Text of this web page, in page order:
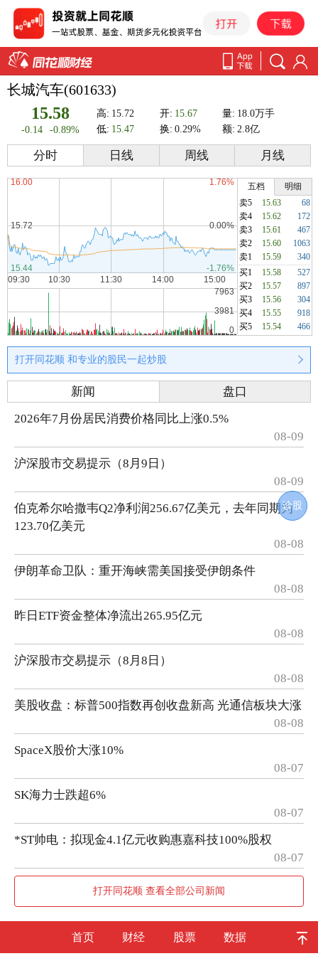
长城汽车(601633)
15.58
-0.14 -0.89%
高: 15.72 开: 15.67 量: 18.0万手
低: 15.47 换: 0.29% 额: 2.8亿
分时 日线 周线 月线
五档
明细
卖5
15.63
68
卖4
15.62
172
卖3
15.61
467
卖2
15.60
1063
卖1
15.59
340
买1
15.58
527
买2
15.57
897
买3
15.56
304
买4
15.55
918
买5
15.54 466
打开同花顺 和专业的股民一起炒股
诊股
新闻
盘口
2026年7月份居民消费价格同比上涨0.5%
08-09
沪深股市交易提示（8月9日）
08-09
伯克希尔哈撒韦Q2净利润256.67亿美元，去年同期为
123.70亿美元
08-08
伊朗革命卫队：重开海峡需美国接受伊朗条件
08-08
昨日ETF资金整体净流出265.95亿元
08-08
沪深股市交易提示（8月8日）
08-08
美股收盘：标普500指数再创收盘新高 光通信板块大涨
08-08
SpaceX股价大涨10%
08-07
SK海力士跌超6%
08-07
*ST帅电：拟现金4.1亿元收购惠嘉科技100%股权
08-07
打开同花顺 查看全部公司新闻
首页 财经 股票 数据